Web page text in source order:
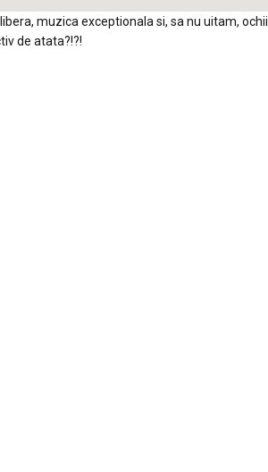
muzica exceptionala si, sa nu uitam, ochii
de atata?!?!